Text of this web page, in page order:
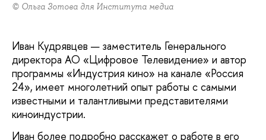
© Ольга Зотова для Института медиа
Иван Кудрявцев — заместитель Генерального
директора АО «Цифровое Телевидение» и автор
программы «Индустрия кино» на канале «Россия
24», имеет многолетний опыт работы с самыми
известными и талантливыми представителями
киноиндустрии.
Иван более подробно расскажет о работе в его